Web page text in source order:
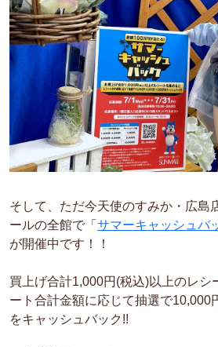
そして、 ただ今天使のすみか・広島
ールの全館で「 サマーキャッシュバ
が開催中です！！
買上げ合計1,000円(税込)以上のレシ
ート合計金額に応じて抽選で10,000
をキャッシュバック!!